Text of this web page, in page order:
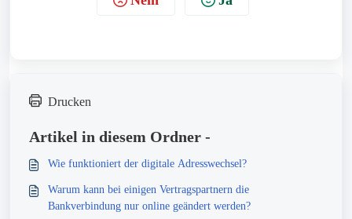
Drucken
Artikel in diesem Ordner -
Wie funktioniert der digitale Adresswechsel?
Warum kann bei einigen Vertragspartnern die
Bankverbindung nur online geändert werden?